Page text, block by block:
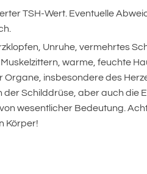
TSH-Wert. Eventuelle
Unruhe, vermehrtes
warme, feuchte
insbesondere des
Schilddrüse, aber auch die
wesentlicher Bedeutung.
Körper!